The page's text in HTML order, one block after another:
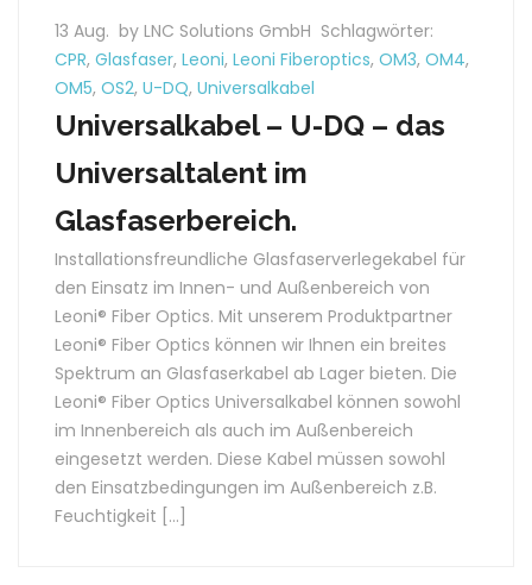
13 Aug. by LNC Solutions GmbH Schlagwörter:
CPR, Glasfaser, Leoni, Leoni Fiberoptics, OM3, OM4,
OM5, OS2, U-DQ, Universalkabel
Universalkabel – U-DQ – das
Universaltalent im
Glasfaserbereich.
Installationsfreundliche Glasfaserverlegekabel für
den Einsatz im Innen- und Außenbereich von
Leoni® Fiber Optics. Mit unserem Produktpartner
Leoni® Fiber Optics können wir Ihnen ein breites
Spektrum an Glasfaserkabel ab Lager bieten. Die
Leoni® Fiber Optics Universalkabel können sowohl
im Innenbereich als auch im Außenbereich
eingesetzt werden. Diese Kabel müssen sowohl
den Einsatzbedingungen im Außenbereich z.B.
Feuchtigkeit […]